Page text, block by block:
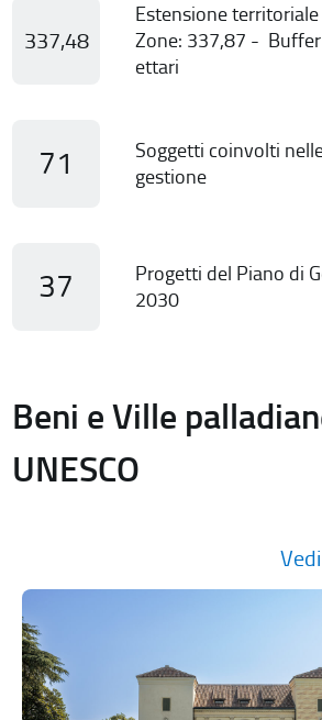
337,48
Estensione
Zone: 337,87 -
ettari
71
Soggetti coinvolti
gestione
37
Progetti del Piano di
2030
Beni e Ville
UNESCO